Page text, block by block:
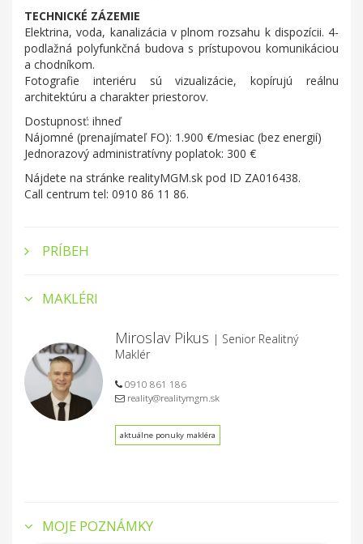
TECHNICKÉ ZÁZEMIE
Elektrina, voda, kanalizácia v plnom rozsahu k dispozícii. 4-
podlažná polyfunkčná budova s prístupovou komunikáciou
a chodníkom.
Fotografie interiéru sú vizualizácie, kopírujú reálnu
architektúru a charakter priestorov.
Dostupnosť: ihneď
Nájomné (prenajímateľ FO): 1.900 €/mesiac (bez energií)
Jednorazový administratívny poplatok: 300 €
Nájdete na stránke realityMGM.sk pod ID ZA016438.
Call centrum tel: 0910 86 11 86.
PRÍBEH
MAKLÉRI
Miroslav Pikus | Senior Realitný
Maklér
0910 861 186
reality@realitymgm.sk
aktuálne ponuky makléra
MOJE POZNÁMKY